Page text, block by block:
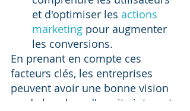
et d'optimiser les actions
marketing pour augmenter
les conversions.
En prenant en compte ces
facteurs clés, les entreprises
peuvent avoir une bonne vision
ou de la valeur d'un site internet